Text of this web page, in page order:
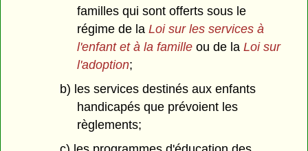
familles qui sont offerts sous le
régime de laLoi sur les services à
l'enfant et à la familleou de laLoi sur
l'adoption;
b) les services destinés aux enfants
handicapés que prévoient les
règlements;